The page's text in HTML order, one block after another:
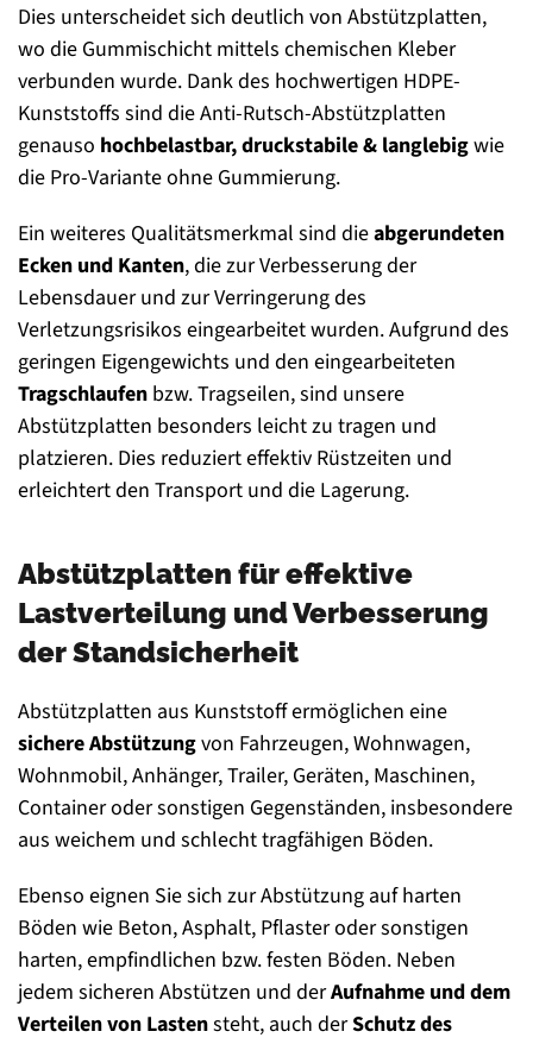
Dies unterscheidet sich deutlich von Abstützplatten,
wo die Gummischicht mittels chemischen Kleber
verbunden wurde. Dank des hochwertigen HDPE-
Kunststoffs sind die Anti-Rutsch-Abstützplatten
genauso hochbelastbar, druckstabile & langlebigwie
die Pro-Variante ohne Gummierung.
Ein weiteres Qualitätsmerkmal sind dieabgerundeten
Ecken und Kanten, die zur Verbesserung der
Lebensdauer und zur Verringerung des
Verletzungsrisikos eingearbeitet wurden. Aufgrund des
geringen Eigengewichts und den eingearbeiteten
Tragschlaufen bzw. Tragseilen, sind unsere
Abstützplatten besonders leicht zu tragen und
platzieren. Dies reduziert effektiv Rüstzeiten und
erleichtert den Transport und die Lagerung.
Abstützplatten für effektive
Lastverteilung und Verbesserung
der Standsicherheit
Abstützplatten aus Kunststoff ermöglichen eine
sichere Abstützungvon Fahrzeugen, Wohnwagen,
Wohnmobil, Anhänger, Trailer, Geräten, Maschinen,
Container oder sonstigen Gegenständen, insbesondere
aus weichem und schlecht tragfähigen Böden.
Ebenso eignen Sie sich zur Abstützung auf harten
Böden wie Beton, Asphalt, Pflaster oder sonstigen
harten, empfindlichen bzw. festen Böden. Neben
jedem sicheren Abstützen und derAufnahme und dem
Verteilen von Lastensteht, auch derSchutz des